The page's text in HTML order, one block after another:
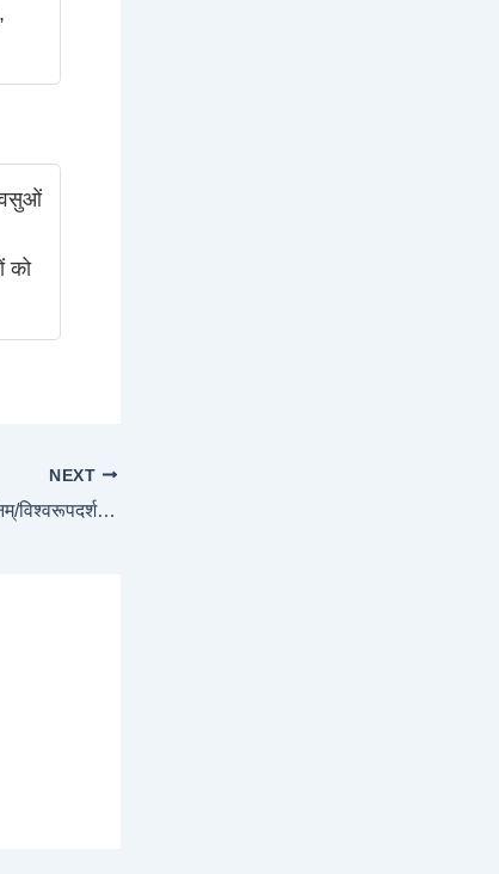
वसुओं
को
NEXT
Chapter 11 – विश्वरूपदर्शनम्/विश्वरूपदर्शनयोग Shloka-7